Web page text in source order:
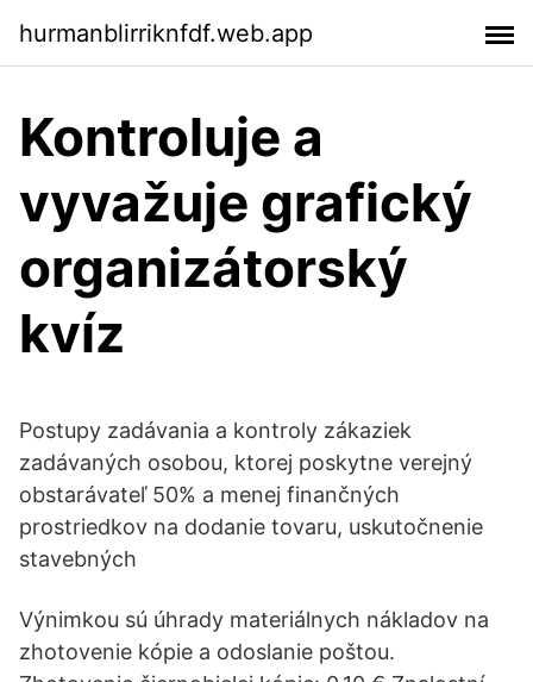
hurmanblirriknfdf.web.app
Kontroluje a
vyvažuje grafický
organizátorský
kvíz
Postupy zadávania a kontroly zákaziek
zadávaných osobou, ktorej poskytne verejný
obstarávateľ 50% a menej finančných
prostriedkov na dodanie tovaru, uskutočnenie
stavebných
Výnimkou sú úhrady materiálnych nákladov na
zhotovenie kópie a odoslanie poštou.